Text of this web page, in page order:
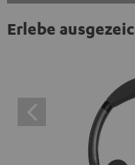
EINMALIG
externe Inhalt kann
werden. Mit dem
dass externe Inhalte
personenbezogene
Erlebe